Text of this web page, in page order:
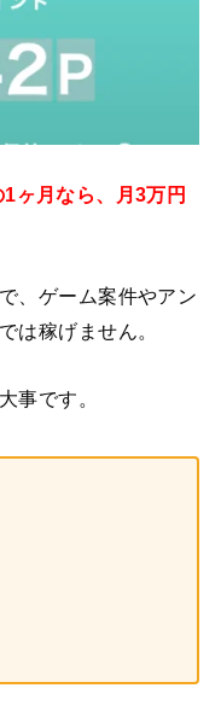
ヶ月なら、月3万円
、ゲーム案件やアン
は稼げません。
事です。